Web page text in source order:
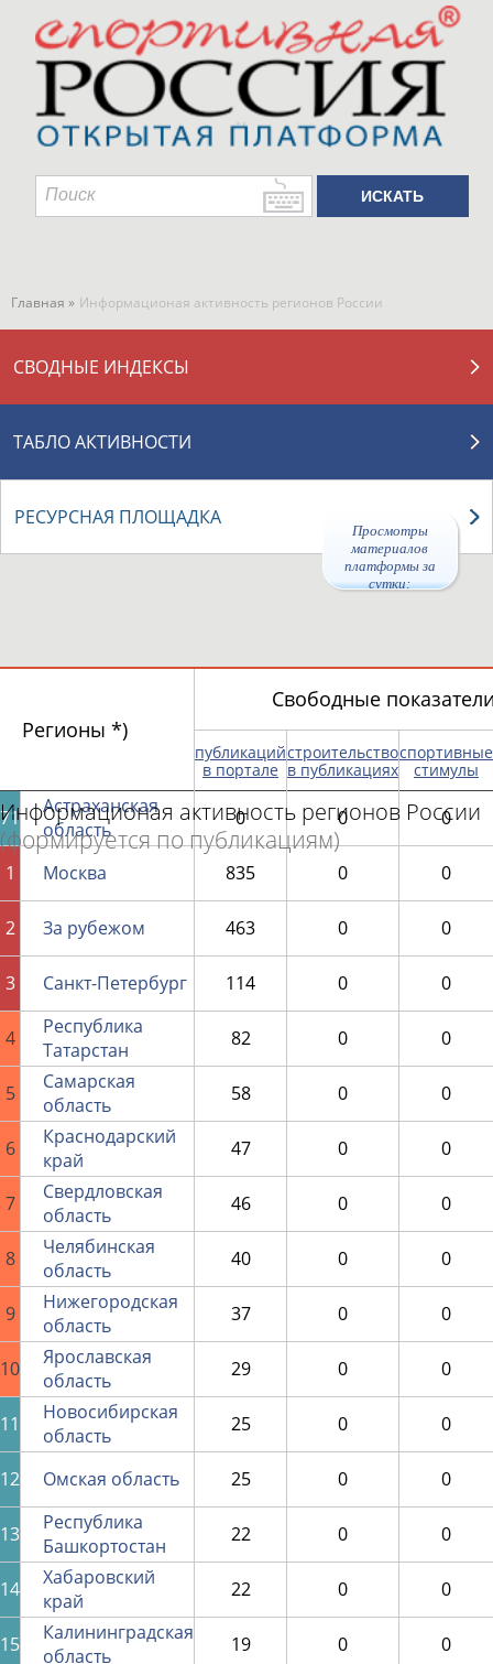
Просмотры
материалов
платформы за
сутки:
Главная » Информационая активность регионов России
СВОДНЫЕ ИНДЕКСЫ
ТАБЛО АКТИВНОСТИ
РЕСУРСНАЯ ПЛОЩАДКА
Информационая активность регионов России
(формируется по публикациям)
Регионы *)
Свободные
публикаций
в портале
строительство
в публикациях
спортивные
стимулы
71
Астраханская
область
0 0 0
1 Москва 835 0 0
2 За рубежом 463 0 0
3 Санкт-Петербург 114 0 0
4
Республика
Татарстан
82 0 0
5
Самарская
область
58 0 0
6
Краснодарский
край
47 0 0
7
Свердловская
область
46 0 0
8
Челябинская
область
40 0 0
9
Нижегородская
область
37 0 0
10
Ярославская
область
29 0 0
11
Новосибирская
область
25 0 0
12 Омская область 25 0 0
13
Республика
Башкортостан
22 0 0
14
Хабаровский
край
22 0 0
15
Калининградская
область
19 0 0